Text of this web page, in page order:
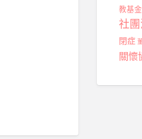
教基
社
閉症
關懷